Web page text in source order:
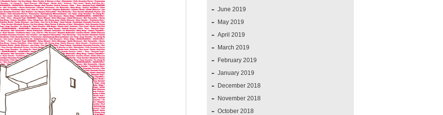
June 2019
May 2019
April 2019
March 2019
February 2019
January 2019
December 2018
November 2018
October 2018